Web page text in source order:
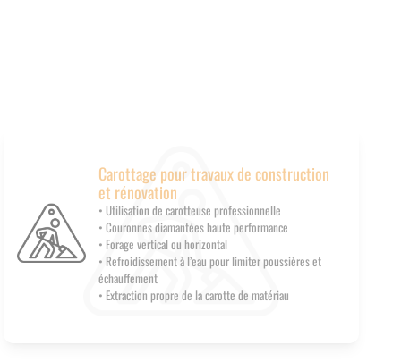
Carottage pour travaux de construction
et rénovation
• Utilisation de carotteuse professionnelle
• Couronnes diamantées haute performance
• Forage vertical ou horizontal
• Refroidissement à l’eau pour limiter poussières et
échauffement
• Extraction propre de la carotte de matériau